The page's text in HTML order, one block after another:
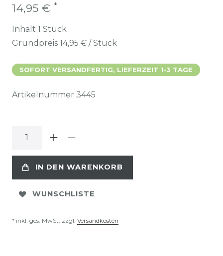
14,95 € *
Inhalt 1 Stück
Grundpreis 14,95 € / Stück
SOFORT VERSANDFERTIG, LIEFERZEIT 1-3 TAGE
Artikelnummer 3445
IN DEN WARENKORB
WUNSCHLISTE
* inkl. ges. MwSt. zzgl. Versandkosten